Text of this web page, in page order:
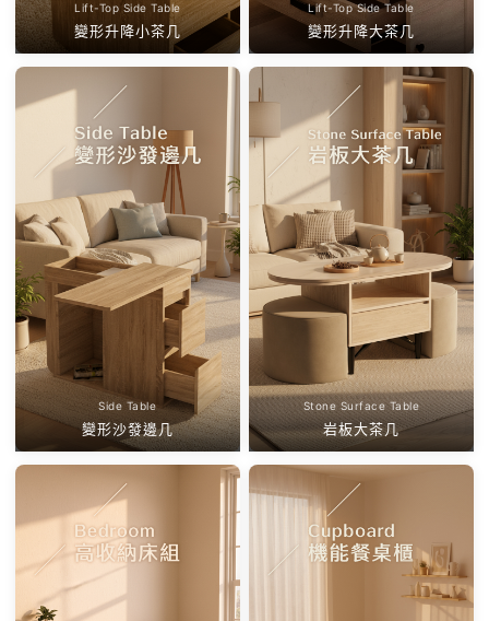
Lift-Top Side Table
變形升降小茶几
Lift-Top Side Table
變形升降大茶几
Side Table
變形沙發邊几
Stone Surface Table
岩板大茶几